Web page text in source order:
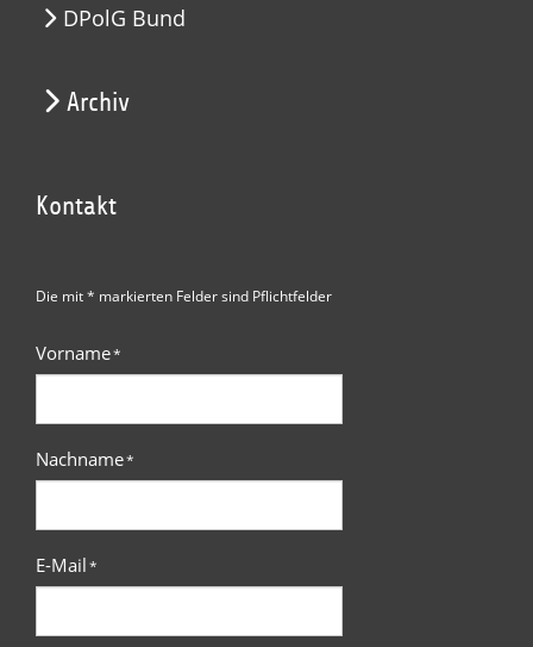
DPolG Bund
Archiv
Kontakt
Die mit * markierten Felder sind Pflichtfelder
Vorname*
Nachname*
E-Mail*